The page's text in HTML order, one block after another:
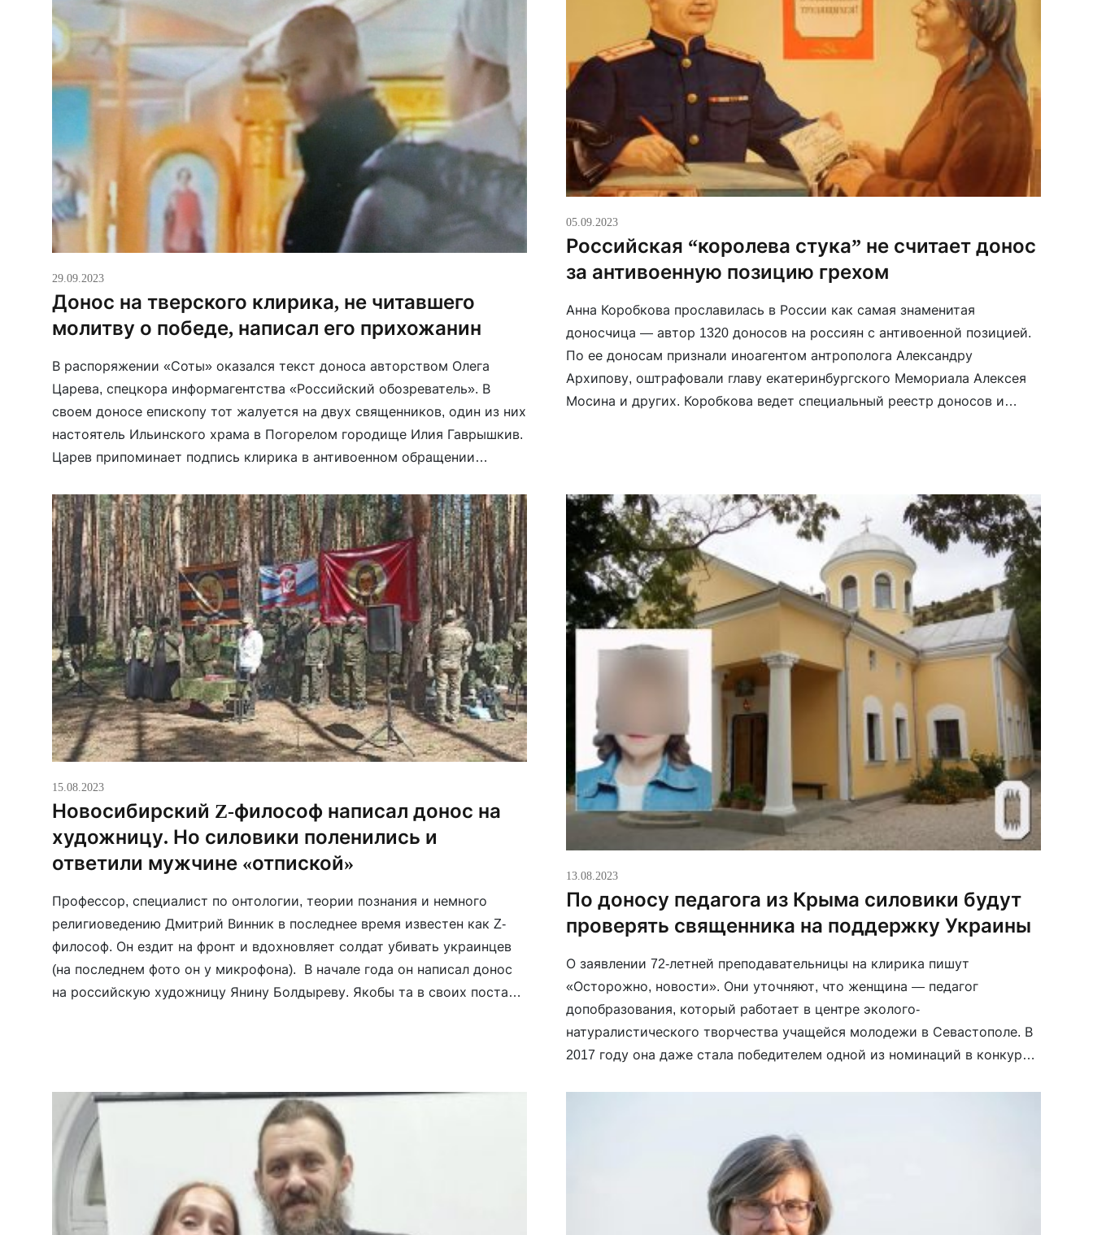
29.09.2023
Донос на тверского клирика, не читавшего
молитву о победе, написал его прихожанин
В распоряжении «Соты» оказался текст доноса авторством Олега
Царева, спецкора информагентства «Российский обозреватель». В
своем доносе епископу тот жалуется на двух священников, один из них
настоятель Ильинского храма в Погорелом городище Илия Гаврышкив.
Царев припоминает подпись клирика в антивоенном обращении
«победе». После этого, напомним, […]
05.09.2023
Российская “королева стука” не считает донос
за антивоенную позицию грехом
Анна Коробкова прославилась в России как самая знаменитая
доносчица — автор 1320 доносов на россиян с антивоенной позицией.
По ее доносам признали иноагентом антрополога Александру
Архипову, оштрафовали главу екатеринбургского Мемориала Алексея
Мосина и других. Коробкова ведет специальный реестр доносов и
15.08.2023
Новосибирский Z-философ написал донос на
художницу. Но силовики поленились и
ответили мужчине «отпиской»
Профессор, специалист по онтологии, теории познания и немного
религиоведению Дмитрий Винник в последнее время известен как Z-
философ. Он ездит на фронт и вдохновляет солдат убивать украинцев
(на последнем фото он у микрофона). В начале года он написал донос
на российскую художницу Янину Болдыреву. Якобы та в своих постах в
13.08.2023
По доносу педагога из Крыма силовики будут
проверять священника на поддержку Украины
О заявлении 72-летней преподавательницы на клирика пишут
«Осторожно, новости». Они уточняют, что женщина — педагог
допобразования, который работает в центре эколого-
натуралистического творчества учащейся молодежи в Севастополе. В
2017 году она даже стала победителем одной из номинаций в конкурсе